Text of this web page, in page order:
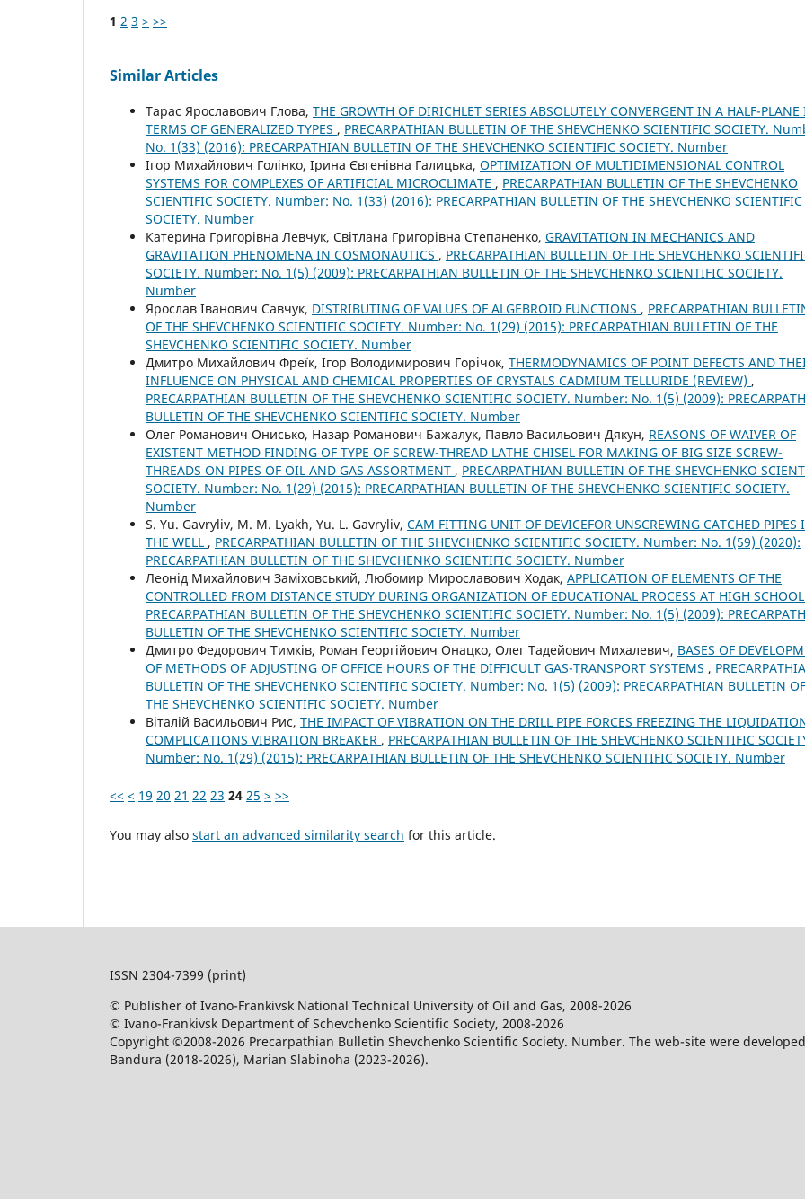
1 2 3 > >>
Similar Articles
Тарас Ярославович Глова, THE GROWTH OF DIRICHLET SERIES ABSOLUTELY CONVERGENT IN A HALF-PLANE
TERMS OF GENERALIZED TYPES , PRECARPATHIAN BULLETIN OF THE SHEVCHENKO SCIENTIFIC SOCIETY.
No. 1(33) (2016): PRECARPATHIAN BULLETIN OF THE SHEVCHENKO SCIENTIFIC SOCIETY. Number
Ігор Михайлович Голінко, Ірина Євгенівна Галицька, OPTIMIZATION OF MULTIDIMENSIONAL CONTROL
SYSTEMS FOR COMPLEXES OF ARTIFICIAL MICROCLIMATE , PRECARPATHIAN BULLETIN OF THE SHEVCHENKO
SCIENTIFIC SOCIETY. Number: No. 1(33) (2016): PRECARPATHIAN BULLETIN OF THE SHEVCHENKO SCIENTIFIC
SOCIETY. Number
Катерина Григорівна Левчук, Світлана Григорівна Степаненко, GRAVITATION IN MECHANICS AND
GRAVITATION PHENOMENA IN COSMONAUTICS , PRECARPATHIAN BULLETIN OF THE SHEVCHENKO
SOCIETY. Number: No. 1(5) (2009): PRECARPATHIAN BULLETIN OF THE SHEVCHENKO SCIENTIFIC SOCIETY.
Number
Ярослав Іванович Савчук, DISTRIBUTING OF VALUES OF ALGEBROID FUNCTIONS , PRECARPATHIAN
OF THE SHEVCHENKO SCIENTIFIC SOCIETY. Number: No. 1(29) (2015): PRECARPATHIAN BULLETIN OF THE
SHEVCHENKO SCIENTIFIC SOCIETY. Number
Дмитро Михайлович Фреїк, Ігор Володимирович Горічок, THERMODYNAMICS OF POINT DEFECTS AND
INFLUENCE ON PHYSICAL AND CHEMICAL PROPERTIES OF CRYSTALS CADMIUM TELLURIDE (REVIEW) ,
PRECARPATHIAN BULLETIN OF THE SHEVCHENKO SCIENTIFIC SOCIETY. Number: No. 1(5) (2009):
BULLETIN OF THE SHEVCHENKO SCIENTIFIC SOCIETY. Number
Олег Романович Онисько, Назар Романович Бажалук, Павло Васильович Дякун, REASONS OF WAIVER OF
EXISTENT METHOD FINDING OF TYPE OF SCREW-THREAD LATHE CHISEL FOR MAKING OF BIG SIZE SCREW-
THREADS ON PIPES OF OIL AND GAS ASSORTMENT , PRECARPATHIAN BULLETIN OF THE SHEVCHENKO
SOCIETY. Number: No. 1(29) (2015): PRECARPATHIAN BULLETIN OF THE SHEVCHENKO SCIENTIFIC SOCIETY.
Number
S. Yu. Gavryliv, M. M. Lyakh, Yu. L. Gavryliv, CAM FITTING UNIT OF DEVICEFOR UNSCREWING CATCHED PIPES
THE WELL , PRECARPATHIAN BULLETIN OF THE SHEVCHENKO SCIENTIFIC SOCIETY. Number: No. 1(59) (2020):
PRECARPATHIAN BULLETIN OF THE SHEVCHENKO SCIENTIFIC SOCIETY. Number
Леонід Михайлович Заміховський, Любомир Мирославович Ходак, APPLICATION OF ELEMENTS OF THE
CONTROLLED FROM DISTANCE STUDY DURING ORGANIZATION OF EDUCATIONAL PROCESS AT HIGH SCHOOL
PRECARPATHIAN BULLETIN OF THE SHEVCHENKO SCIENTIFIC SOCIETY. Number: No. 1(5) (2009):
BULLETIN OF THE SHEVCHENKO SCIENTIFIC SOCIETY. Number
Дмитро Федорович Тимків, Роман Георгійович Онацко, Олег Тадейович Михалевич, BASES OF
OF METHODS OF ADJUSTING OF OFFICE HOURS OF THE DIFFICULT GAS-TRANSPORT SYSTEMS ,
BULLETIN OF THE SHEVCHENKO SCIENTIFIC SOCIETY. Number: No. 1(5) (2009): PRECARPATHIAN BULLETIN OF
THE SHEVCHENKO SCIENTIFIC SOCIETY. Number
Віталій Васильович Рис, THE IMPACT OF VIBRATION ON THE DRILL PIPE FORCES FREEZING THE
COMPLICATIONS VIBRATION BREAKER , PRECARPATHIAN BULLETIN OF THE SHEVCHENKO SCIENTIFIC
Number: No. 1(29) (2015): PRECARPATHIAN BULLETIN OF THE SHEVCHENKO SCIENTIFIC SOCIETY. Number
<< < 19 20 21 22 23 24 25 > >>
You may also start an advanced similarity search for this article.
ISSN 2304-7399 (print)
© Publisher of Ivano-Frankivsk National Technical University of Oil and Gas, 2008-2026
© Ivano-Frankivsk Department of Schevchenko Scientific Society, 2008-2026
Copyright ©2008-2026 Precarpathian Bulletin Shevchenko Scientific Society. Number. The web-site were
Bandura (2018-2026), Marian Slabinoha (2023-2026).